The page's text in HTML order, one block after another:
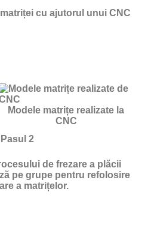
cu ajutorul unui CNC
Modele matrițe realizate la
CNC
Pasul 2
de frezare a plăcii
pe grupe pentru refolosire
a matrițelor.